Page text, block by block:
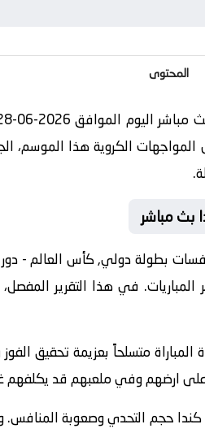
المحتوى
الكروية هذا الموسم،
بث مباشر
في هذا التقرير
متسلحاً بعزيمة تحقيق
على ارضهم وفي ملعبهم قد يكلفهم
كندا حجم التحدي وصعوبة المنافس.